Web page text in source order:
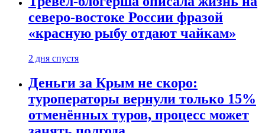
северо-востоке России фразой
«красную рыбу отдают чайкам»
2 дня спустя
Деньги за Крым не скоро:
туроператоры вернули только 15%
отменённых туров, процесс может